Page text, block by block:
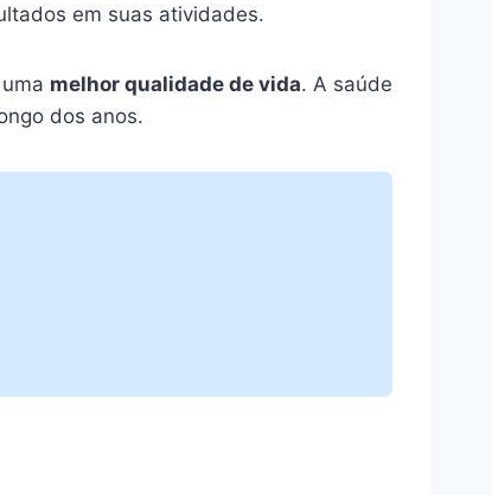
em suas atividades.
melhor qualidade de vida. A saúde
dos anos.